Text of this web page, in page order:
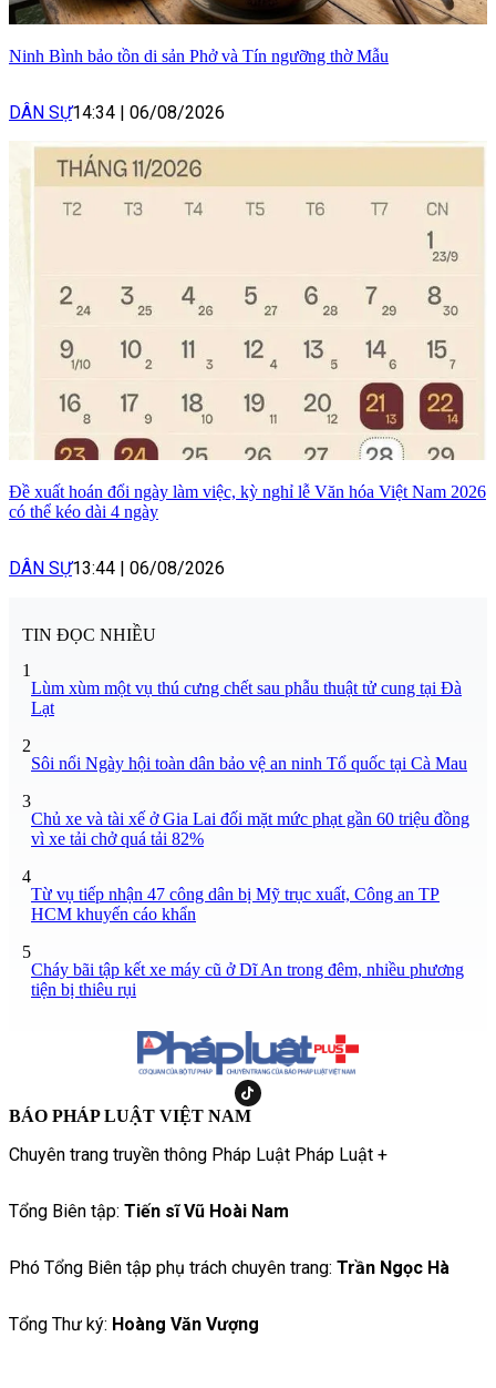
Ninh Bình bảo tồn di sản Phở và Tín ngưỡng thờ Mẫu
DÂN SỰ14:34 | 06/08/2026
Đề xuất hoán đổi ngày làm việc, kỳ nghỉ lễ Văn hóa Việt Nam 2026
có thể kéo dài 4 ngày
DÂN SỰ13:44 | 06/08/2026
TIN ĐỌC NHIỀU
1
Lùm xùm một vụ thú cưng chết sau phẫu thuật tử cung tại Đà
Lạt
2
Sôi nổi Ngày hội toàn dân bảo vệ an ninh Tổ quốc tại Cà Mau
3
Chủ xe và tài xế ở Gia Lai đối mặt mức phạt gần 60 triệu đồng
vì xe tải chở quá tải 82%
4
Từ vụ tiếp nhận 47 công dân bị Mỹ trục xuất, Công an TP
HCM khuyến cáo khẩn
5
Cháy bãi tập kết xe máy cũ ở Dĩ An trong đêm, nhiều phương
tiện bị thiêu rụi
BÁO PHÁP LUẬT VIỆT NAM
Chuyên trang truyền thông Pháp Luật Pháp Luật +
Tổng Biên tập: Tiến sĩ Vũ Hoài Nam
Phó Tổng Biên tập phụ trách chuyên trang: Trần Ngọc Hà
Tổng Thư ký: Hoàng Văn Vượng